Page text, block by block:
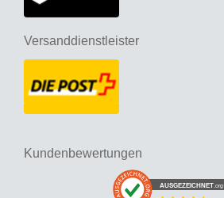
Versanddienstleister
Kundenbewertungen
AUSGEZEICHNET .org